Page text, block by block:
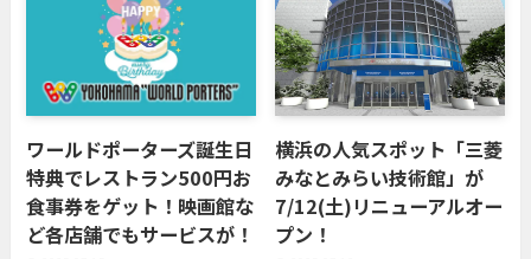
ワールドポーターズ誕生日
特典でレストラン500円お
食事券をゲット！映画館な
ど各店舗でもサービスが！
横浜の人気スポット「三菱
みなとみらい技術館」が
7/12(土)リニューアルオー
プン！